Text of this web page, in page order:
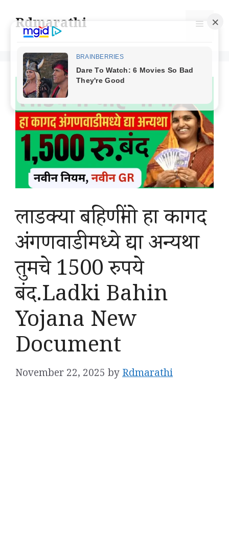
contentRdmarathi Menu
लाडक्या बहिणींनो हा कागद
अंगणवाडीमध्ये द्या अन्यथा
तुमचे 1500 रुपये
बंद.Ladki Bahin
Yojana New
Document
November 22, 2025 byRdmarathi